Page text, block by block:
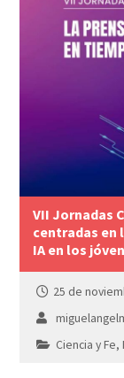
VII Jornadas
centradas en
IA en los
25 de
Ciencia y Fe,